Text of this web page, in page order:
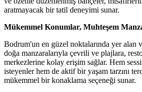
aratmayacak bir tatil deneyimi sunar.
Mükemmel Konumlar, Muhteşem
Bodrum'un en güzel noktalarında yer alan
doğa manzaralarıyla çevrili ve plajlara,
merkezlerine kolay erişim sağlar. Hem
isteyenler hem de aktif bir yaşam tarzını
mükemmel bir konaklama seçeneği sunar.